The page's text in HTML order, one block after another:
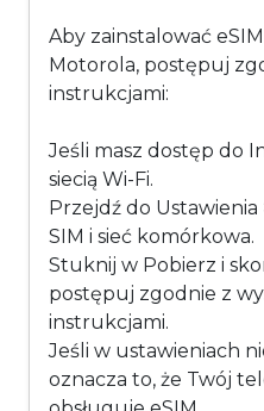
Aby zainstalować
Motorola, postępuj
instrukcjami:
Jeśli masz dostęp do
siecią Wi-Fi.
Przejdź do
SIM i sieć komórkowa.
Stuknij w Pobierz i
postępuj zgodnie z
instrukcjami.
Jeśli w ustawieniach
oznacza to, że Twój